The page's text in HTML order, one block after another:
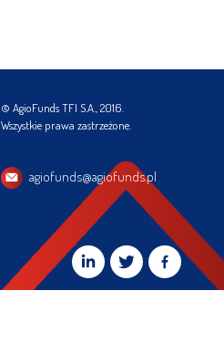
© AgioFunds TFI S.A., 2016.
Wszystkie prawa zastrzeżone.
agiofunds@agiofunds.pl